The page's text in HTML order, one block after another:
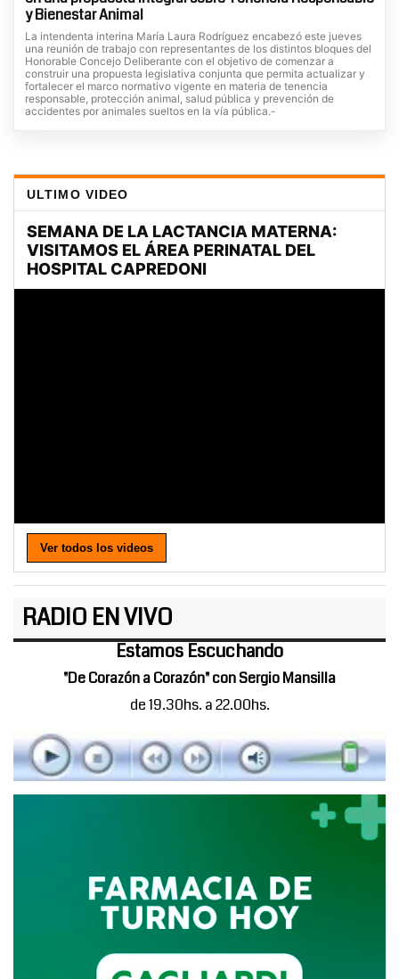
y Bienestar Animal
La intendenta interina María Laura Rodríguez encabezó este jueves
una reunión de trabajo con representantes de los distintos bloques del
Honorable Concejo Deliberante con el objetivo de comenzar a
construir una propuesta legislativa conjunta que permita actualizar y
fortalecer el marco normativo vigente en materia de tenencia
responsable, protección animal, salud pública y prevención de
accidentes por animales sueltos en la vía pública.-
ULTIMO VIDEO
Ver todos los videos
RADIO EN VIVO
Estamos Escuchando
"De Corazón a Corazón" con Sergio Mansilla
de 19.30hs. a 22.00hs.